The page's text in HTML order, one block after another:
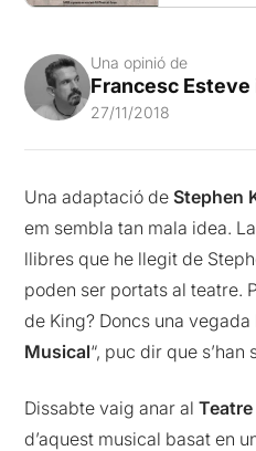
Una opinió de
Francesc Esteve
27/11/2018
Una adaptació deStephen
em sembla tan mala idea.
llibres que he llegit de
poden ser portats al teatre.
de King? Doncs una vegada
Musical“, puc dir que
Dissabte vaig anar al
d’aquest musical basat en